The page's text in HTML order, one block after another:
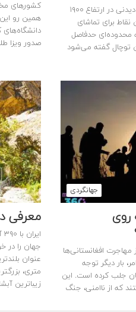
آیا می‌دانستید بام تهران کجاست؟ این مکان دیدنی در ارتفاع ۱۹۰۰
برای تماشای
محدوده‌ای حدفاصل
توچال گفته می‌شود
کشورهای
همین رو این
صدور ویزا
جهانگردی
روی
افغانستانی‌ها
بار دیگر توجه
جلب کرده است. این
که از ناامنی، جنگ
معرفی
متری،
زیباترین